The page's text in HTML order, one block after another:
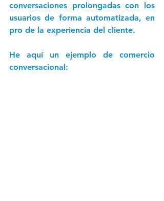
conversaciones prolongadas con los
usuarios de forma automatizada, en
pro de la experiencia del cliente.
He aquí un ejemplo de comercio
conversacional: